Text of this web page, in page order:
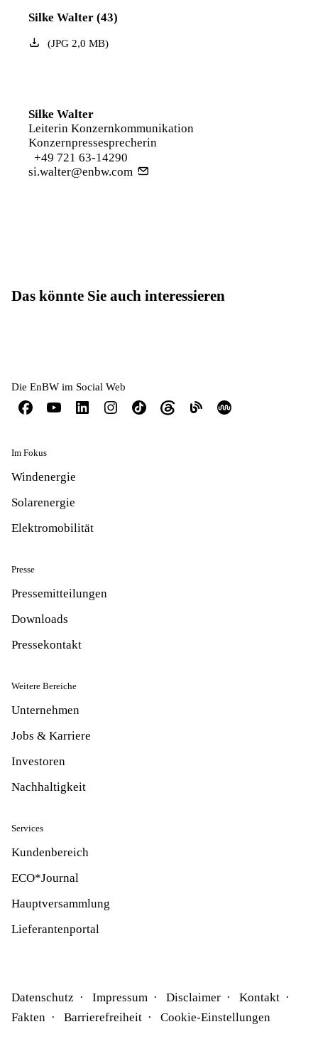
Silke Walter (43)
(JPG2,0 MB)
Silke Walter
Leiterin Konzernkommunikation
Konzernpressesprecherin
+49 721 63-14290
si.walter@enbw.com
Das könnte Sie auch interessieren
Die EnBW im Social Web
Im Fokus
Windenergie
Solarenergie
Elektromobilität
Presse
Pressemitteilungen
Downloads
Pressekontakt
Weitere Bereiche
Unternehmen
Jobs & Karriere
Investoren
Nachhaltigkeit
Services
Kundenbereich
ECO*Journal
Hauptversammlung
Lieferantenportal
Datenschutz Impressum Disclaimer
Kontakt
Fakten
Barrierefreiheit Cookie-Einstellungen